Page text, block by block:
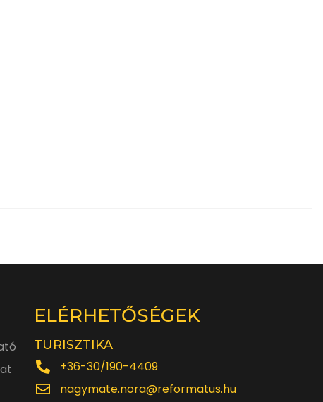
ELÉRHETŐSÉGEK
TURISZTIKA
+36-30/190-4409
nagymate.nora@reformatus.hu